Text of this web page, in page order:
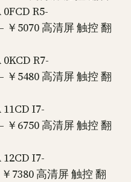
R5-
￥5070 高清屏 触控 翻
R7-
￥5480 高清屏 触控 翻
I7-
￥6750 高清屏 触控 翻
I7-
7380 高清屏 触控 翻